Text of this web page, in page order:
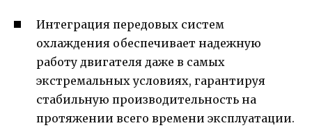
Интеграция передовых систем
охлаждения обеспечивает надежную
работу двигателя даже в самых
экстремальных условиях, гарантируя
стабильную производительность на
протяжении всего времени эксплуатации.